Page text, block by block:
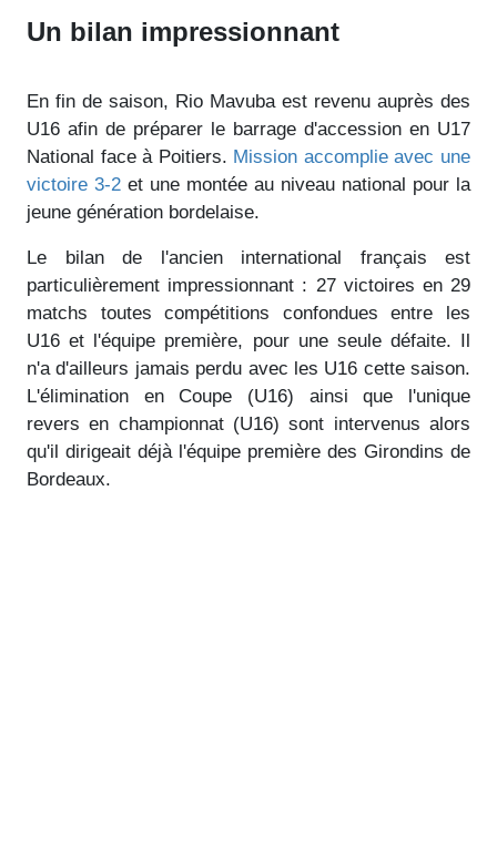
Un bilan impressionnant
En fin de saison, Rio Mavuba est revenu auprès des
U16 afin de préparer le barrage d'accession en U17
National face à Poitiers. Mission accomplie avec une
victoire 3-2 et une montée au niveau national pour la
jeune génération bordelaise.
Le bilan de l'ancien international français est
particulièrement impressionnant : 27 victoires en 29
matchs toutes compétitions confondues entre les
U16 et l'équipe première, pour une seule défaite. Il
n'a d'ailleurs jamais perdu avec les U16 cette saison.
L'élimination en Coupe (U16) ainsi que l'unique
revers en championnat (U16) sont intervenus alors
qu'il dirigeait déjà l'équipe première des Girondins de
Bordeaux.